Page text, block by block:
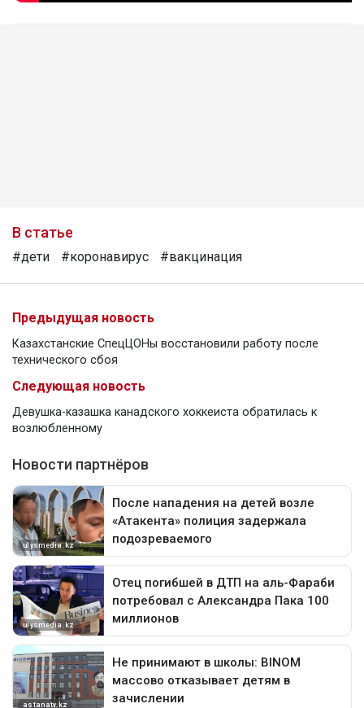
В статье
#дети #коронавирус #вакцинация
Предыдущая новость
Казахстанские СпецЦОНы восстановили работу после
технического сбоя
Следующая новость
Девушка-казашка канадского хоккеиста обратилась к
возлюбленному